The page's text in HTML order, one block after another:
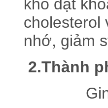
khó đạt
cholesterol
nhớ, giảm
2.Thành
Ginkgo